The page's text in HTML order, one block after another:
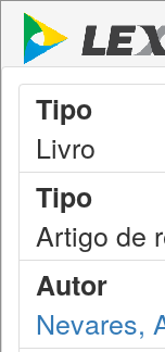
Tipo
Livro
Tipo
Artigo de
Autor
Nevares,